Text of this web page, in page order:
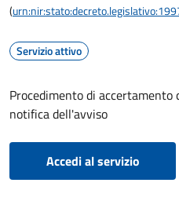
(
Servizio attivo
Procedimento di accertamento
notifica dell'avviso
Accedi al servizio